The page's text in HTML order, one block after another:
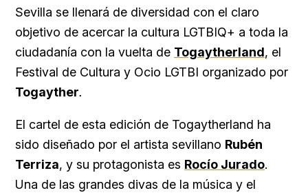
Sevilla se llenará de diversidad con el claro
objetivo de acercar la cultura LGTBIQ+ a toda la
ciudadanía con la vuelta de Togaytherland, el
Festival de Cultura y Ocio LGTBI organizado por
Togayther.
El cartel de esta edición de Togaytherland ha
sido diseñado por el artista sevillano Rubén
Terriza, y su protagonista es Rocío Jurado.
Una de las grandes divas de la música y el